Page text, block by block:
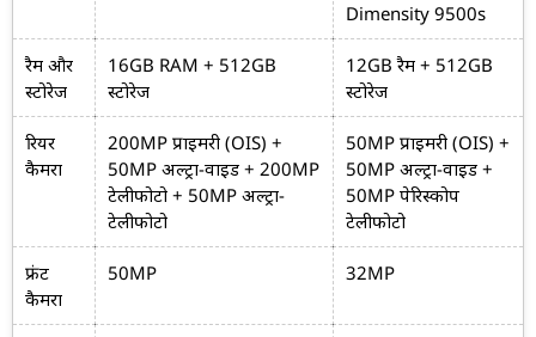
Dimensity 9500s
रैम और
स्टोरेज
16GB RAM + 512GB
स्टोरेज
12GB रैम + 512GB
स्टोरेज
रियर
कैमरा
200MP प्राइमरी (OIS) +
50MP अल्ट्रा-वाइड + 200MP
टेलीफोटो + 50MP अल्ट्रा-
टेलीफोटो
50MP प्राइमरी (OIS) +
50MP अल्ट्रा-वाइड +
50MP पेरिस्कोप
टेलीफोटो
फ्रंट
कैमरा
50MP 32MP